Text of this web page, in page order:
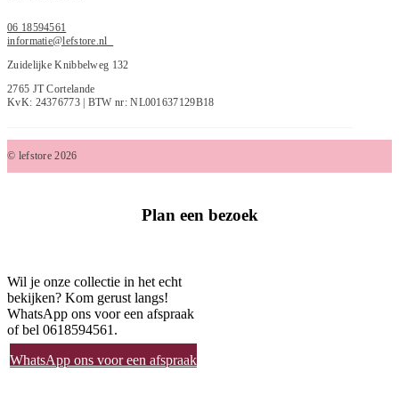
06 18594561
informatie@lefstore.nl
Zuidelijke Knibbelweg 132
2765 JT Cortelande
KvK: 24376773 | BTW nr: NL001637129B18
© lefstore 2026
Plan een bezoek
Wil je onze collectie in het echt
bekijken? Kom gerust langs!
WhatsApp ons voor een afspraak
of bel 0618594561.
WhatsApp ons voor een afspraak